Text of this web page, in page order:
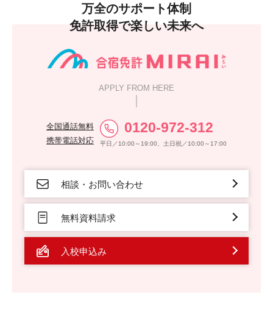
万全のサポート体制
免許取得で楽しい未来へ
APPLY FROM HERE
全国通話無料
携帯電話対応
0120-972-312
平日／10:00～19:00、土日祝／10:00～17:00
相談・お問い合わせ
無料資料請求
入校申込み